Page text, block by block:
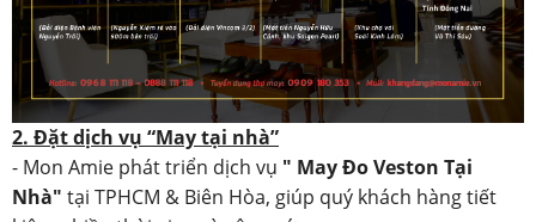
2. Đặt dịch vụ “May tại nhà”
- Mon Amie phát triển dịch vụ " May Đo Veston Tại
Nhà" tại TPHCM & Biên Hòa, giúp quý khách hàng tiết